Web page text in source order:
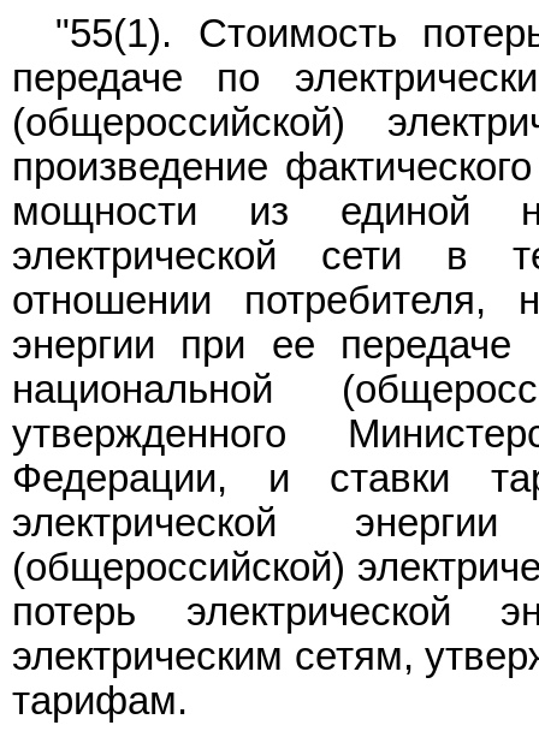
"55(1). Стоимость
передаче по
(общероссийской)
произведение
мощности из единой
электрической сети в
отношении потребителя,
энергии при ее передаче
национальной
утвержденного
Федерации, и ставки
электрической
(общероссийской)
потерь
электрическим сетям,
тарифам.